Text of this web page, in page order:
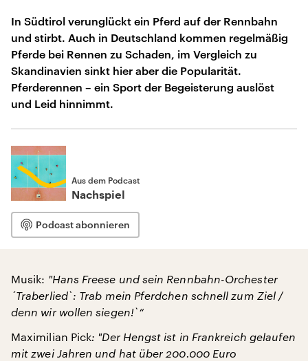
In Südtirol verunglückt ein Pferd auf der Rennbahn
und stirbt. Auch in Deutschland kommen regelmäßig
Pferde bei Rennen zu Schaden, im Vergleich zu
Skandinavien sinkt hier aber die Popularität.
Pferderennen – ein Sport der Begeisterung auslöst
und Leid hinnimmt.
Aus dem Podcast
Nachspiel
Podcast abonnieren
Musik: "Hans Freese und sein Rennbahn-Orchester
´Traberlied`: Trab mein Pferdchen schnell zum Ziel /
denn wir wollen siegen!`“
Maximilian Pick: "Der Hengst ist in Frankreich gelaufen
mit zwei Jahren und hat über 200.000 Euro